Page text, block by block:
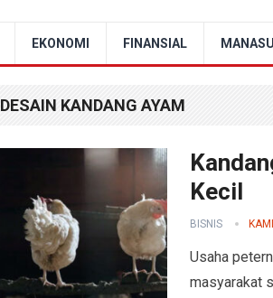
EKONOMI FINANSIAL
DESAIN KANDANG AYAM
Kecil
BISNIS
Usaha
masyarakat